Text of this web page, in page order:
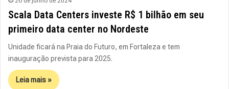
Scala Data Centers investe R$ 1 bilhão em seu
primeiro data center no Nordeste
Unidade ficará na Praia do Futuro, em Fortaleza e tem
inauguração prevista para 2025.
Leia mais »